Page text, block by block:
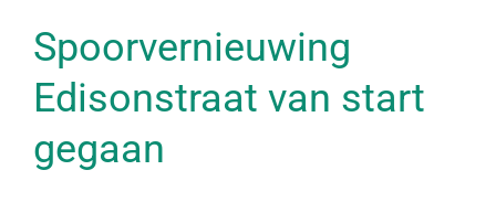
Spoorvernieuwing
Edisonstraat van start
gegaan